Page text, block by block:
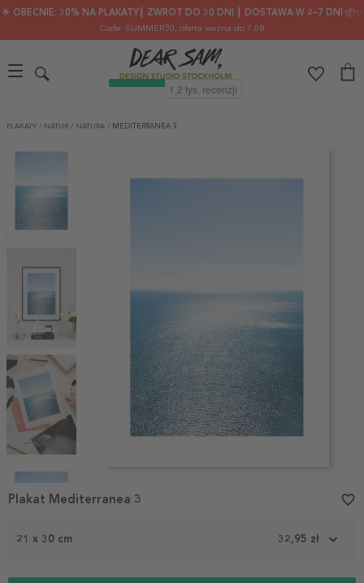
🌟 OBECNIE: 30% NA PLAKATY┃ ZWROT DO 30 DNI ┃ DOSTAWA W 2–7 DNI 📦✨
Code: SUMMER30, oferta ważna do 7.08
PLAKATY / NATUR / NATURA / MEDITERRANEA 3
1
21 x 30 cm 32,95 zł
Plakat Mediterranea 3 favorite_border